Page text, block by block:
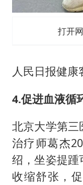
打开
人民日报健
4.促进血液循
北京大学第三
治疗师葛杰
绍，坐姿提
收缩舒张，